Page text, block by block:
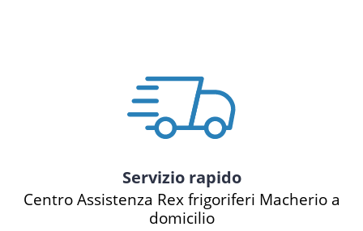
Servizio rapido
Centro Assistenza Rex frigoriferi Macherio a
domicilio